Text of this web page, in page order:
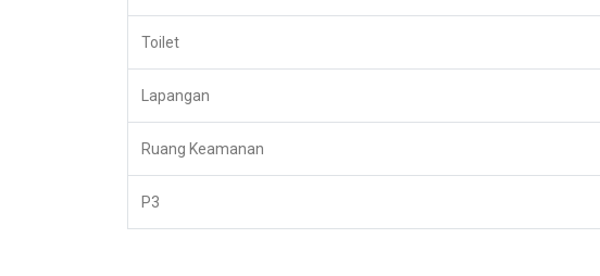
Toilet
Lapangan
Ruang Keamanan
P3